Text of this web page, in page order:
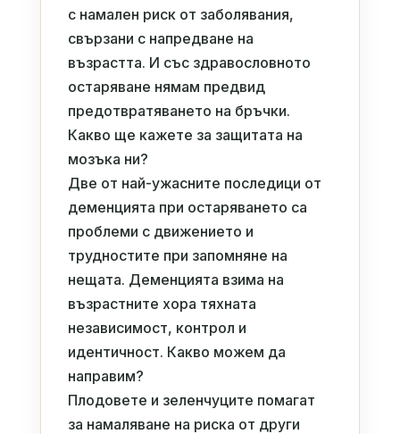
с намален риск от заболявания,
свързани с напредване на
възрастта. И със здравословното
остаряване нямам предвид
предотвратяването на бръчки.
Какво ще кажете за защитата на
мозъка ни?
Две от най-ужасните последици от
деменцията при остаряването са
проблеми с движението и
трудностите при запомняне на
нещата. Деменцията взима на
възрастните хора тяхната
независимост, контрол и
идентичност. Какво можем да
направим?
Плодовете и зеленчуците помагат
за намаляване на риска от други